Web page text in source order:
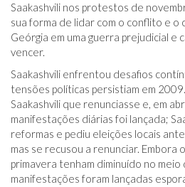
Saakashvili nos protestos de
sua forma de lidar com o conflito e o
Geórgia em uma guerra prejudicial e
vencer.
Saakashvili enfrentou desafios
tensões políticas persistiam em
Saakashvili que renunciasse e, em
manifestações diárias foi lançada;
reformas e pediu eleições locais
mas se recusou a renunciar.
primavera tenham diminuído no meio
manifestações foram lançadas